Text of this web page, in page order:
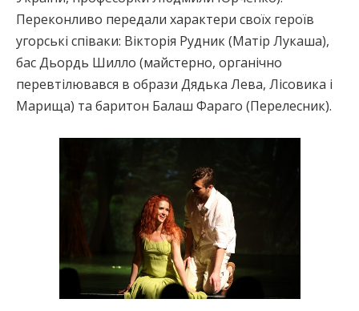
Переконливо передали характери своїх героїв
угорські співаки: Вікторія Рудник (Матір Лукаша),
бас Дьордь Шилло (майстерно, органічно
перевтілювався в образи Дядька Лева, Лісовика і
Марища) та баритон Балаш Фараго (Перелесник).